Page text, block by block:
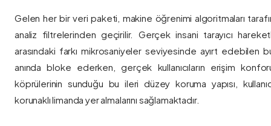
Gelen her bir veri paketi, makine öğrenimi algoritmaları
analiz filtrelerinden geçirilir. Gerçek insani tarayıcı
arasındaki farkı mikrosaniyeler seviyesinde ayırt edebilen
anında bloke ederken, gerçek kullanıcıların erişim
köprülerinin sunduğu bu ileri düzey koruma yapısı,
korunaklı limanda yer almalarını sağlamaktadır.